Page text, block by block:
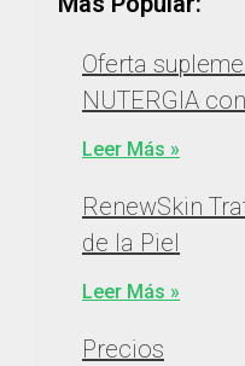
Oferta
NUTERGIA
Leer Más »
RenewSkin
de la Piel
Leer Más »
Precios